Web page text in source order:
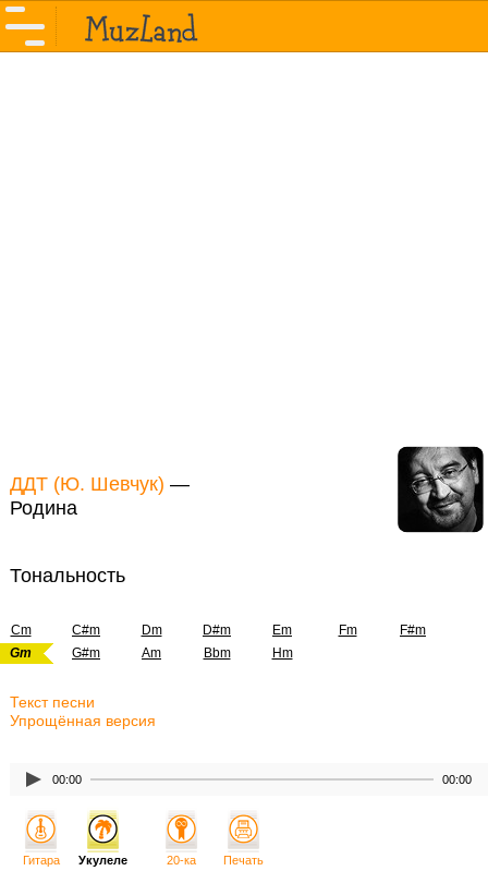
ДДТ (Ю. Шевчук) —
Родина
Тональность
Cm C#m Dm D#m Em Fm
F#m
Gm
G#m Am Bbm Hm
Текст песни
Упрощённая версия
00:00 00:00
Гитара Укулеле 20-ка Печать